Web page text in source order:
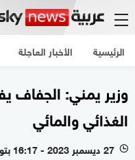
الرئيسية الأخبار العاجلة
وزير يمني: الجفاف
الغذائي والمائي
l 27 ديسمبر 2023 - 16:17 بتوقيت أبوظبي